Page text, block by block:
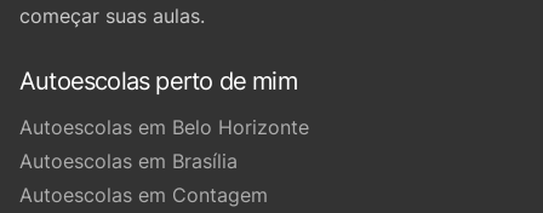
começar suas aulas.
Autoescolas perto de mim
Autoescolas em Belo Horizonte
Autoescolas em Brasília
Autoescolas em Contagem